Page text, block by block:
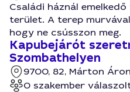
Családi háznál
terület. A terep
hogy ne csússzon meg.
Kapubejárót
Szombathelyen
9700, 82, Márton
0 szakember